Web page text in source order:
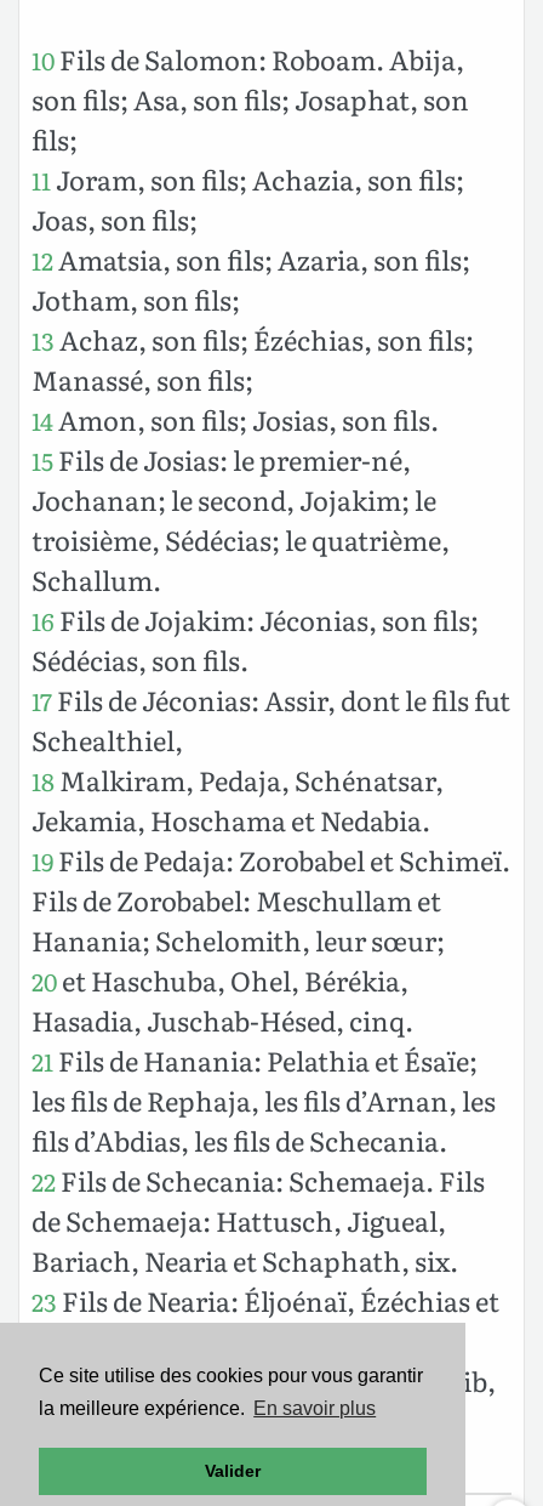
Ce site utilise des cookies pour vous garantir
la meilleure expérience. En savoir plus
Valider
10Fils de Salomon: Roboam. Abija,
son fils; Asa, son fils; Josaphat, son
fils;
11 Joram, son fils; Achazia, son fils;
Joas, son fils;
12Amatsia, son fils; Azaria, son fils;
Jotham, son fils;
13Achaz, son fils; Ézéchias, son fils;
Manassé, son fils;
14Amon, son fils; Josias, son fils.
15Fils de Josias: le premier-né,
Jochanan; le second, Jojakim; le
troisième, Sédécias; le quatrième,
Schallum.
16 Fils de Jojakim: Jéconias, son fils;
Sédécias, son fils.
17Fils de Jéconias: Assir, dont le fils fut
Schealthiel,
18Malkiram, Pedaja, Schénatsar,
Jekamia, Hoschama et Nedabia.
19Fils de Pedaja: Zorobabel et Schimeï.
Fils de Zorobabel: Meschullam et
Hanania; Schelomith, leur sœur;
20et Haschuba, Ohel, Bérékia,
Hasadia, Juschab-Hésed, cinq.
21 Fils de Hanania: Pelathia et Ésaïe;
les fils de Rephaja, les fils d’Arnan, les
fils d’Abdias, les fils de Schecania.
22Fils de Schecania: Schemaeja. Fils
de Schemaeja: Hattusch, Jigueal,
Bariach, Nearia et Schaphath, six.
23 Fils de Nearia: Éljoénaï, Ézéchias et
24Fils d’Éljoénaï: Hodavia, Éliaschib,
Pelaja, Akkub, Jochanan, Delaja et
Anani, sept.